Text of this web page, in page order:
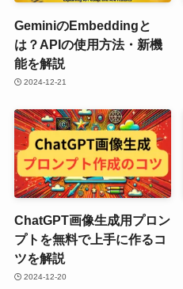
GeminiのEmbeddingと
は？APIの使用方法・新機
能を解説
2024-12-21
ChatGPT画像生成用プロン
プトを無料で上手に作るコ
ツを解説
2024-12-20